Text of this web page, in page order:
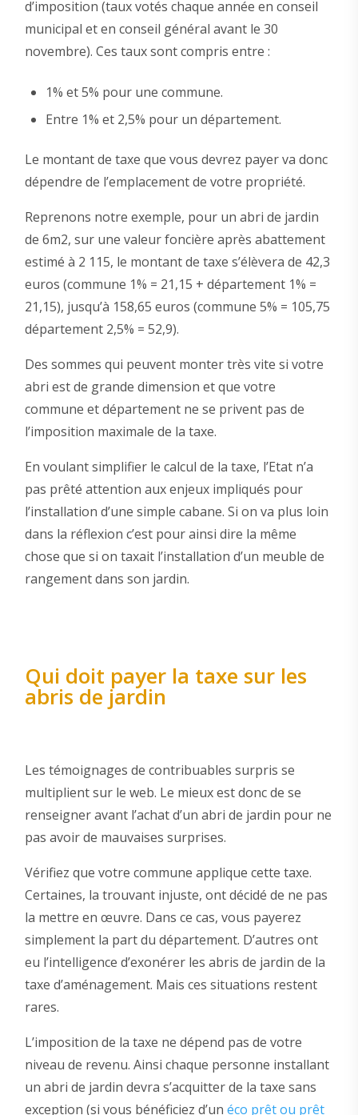
d’imposition (taux votés chaque année en conseil
municipal et en conseil général avant le 30
novembre). Ces taux sont compris entre :
1% et 5% pour une commune.
Entre 1% et 2,5% pour un département.
Le montant de taxe que vous devrez payer va donc
dépendre de l’emplacement de votre propriété.
Reprenons notre exemple, pour un abri de jardin
de 6m2, sur une valeur foncière après abattement
estimé à 2 115, le montant de taxe s’élèvera de 42,3
euros (commune 1% = 21,15 + département 1% =
21,15), jusqu’à 158,65 euros (commune 5% = 105,75
département 2,5% = 52,9).
Des sommes qui peuvent monter très vite si votre
abri est de grande dimension et que votre
commune et département ne se privent pas de
l’imposition maximale de la taxe.
En voulant simplifier le calcul de la taxe, l’Etat n’a
pas prêté attention aux enjeux impliqués pour
l’installation d’une simple cabane. Si on va plus loin
dans la réflexion c’est pour ainsi dire la même
chose que si on taxait l’installation d’un meuble de
rangement dans son jardin.
Qui doit payer la taxe sur les
abris de jardin
Les témoignages de contribuables surpris se
multiplient sur le web. Le mieux est donc de se
renseigner avant l’achat d’un abri de jardin pour ne
pas avoir de mauvaises surprises.
Vérifiez que votre commune applique cette taxe.
Certaines, la trouvant injuste, ont décidé de ne pas
la mettre en œuvre. Dans ce cas, vous payerez
simplement la part du département. D’autres ont
eu l’intelligence d’exonérer les abris de jardin de la
taxe d’aménagement. Mais ces situations restent
rares.
L’imposition de la taxe ne dépend pas de votre
niveau de revenu. Ainsi chaque personne installant
un abri de jardin devra s’acquitter de la taxe sans
exception (si vous bénéficiez d’un éco prêt ou prêt